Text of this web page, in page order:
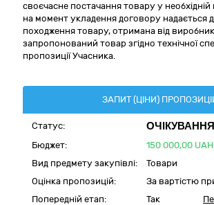
своєчасне постачання товару у необхідній
на момент укладення договору надається
походження товару, отримана від
запропонований товар згідно технічної
пропозиції Учасника.
ЗАПИТ (ЦІНИ)
Статус:
Бюджет: 150 000,00 UAH
Вид предмету закупівлі:
Товари
Оцінка пропозицій:
За вартістю
Попередній етап:
Так